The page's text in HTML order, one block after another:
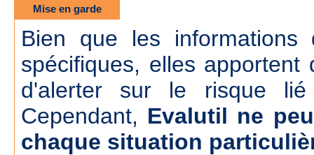
Mise en garde
Bien que les informations
spécifiques, elles
d'alerter sur le risque
Cependant, Evalutil ne
chaque situation